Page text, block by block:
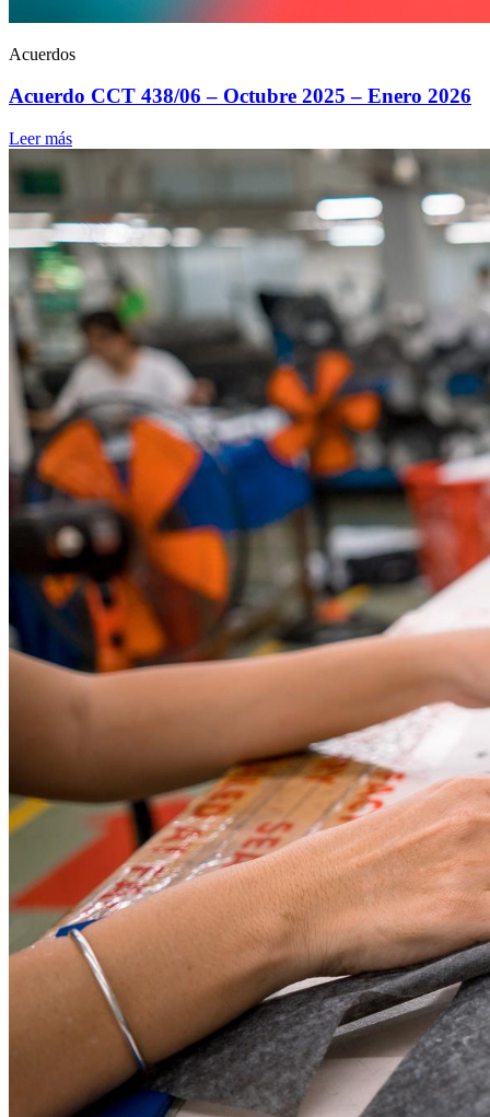
Acuerdos
Acuerdo CCT 438/06 – Octubre 2025 – Enero 2026
Leer más